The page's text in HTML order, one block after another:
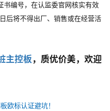
书编号，在认监委官网核实有效
后将不得出厂、销售或在经营活
主控板，质优价美，欢迎
欧标认证避坑！